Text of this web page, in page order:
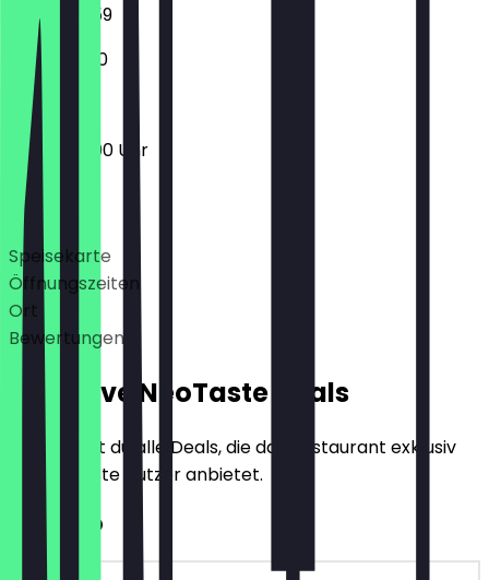
10:00 - 23:59
11:00 - 23:00
10:00 - 23:00 Uhr
Deals
Speisekarte
Öffnungszeiten
Ort
Bewertungen
Exklusive NeoTaste Deals
Hier findest du alle Deals, die das Restaurant exklusiv
für NeoTaste Nutzer anbietet.
2für1 Sub